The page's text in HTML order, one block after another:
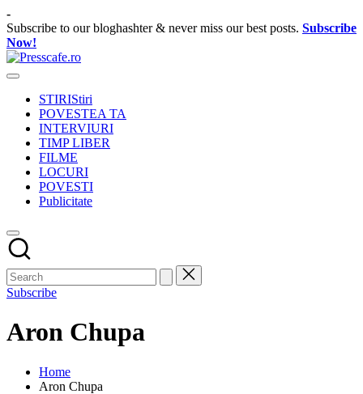
Skip
to
content
-
Subscribe to our bloghashter & never miss our best posts. Subscribe
Now!
Presscafe.ro
Cafeneau
urbaneSTIRIStiri
POVESTEA TA
INTERVIURI
TIMP LIBER
FILME
LOCURI
POVESTI
Publicitate
Subscribe
Aron Chupa
Home
Aron Chupa